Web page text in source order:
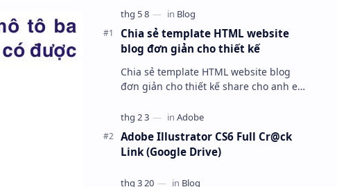
Chia sẻ template HTML website
blog đơn giản cho thiết kế
Chia sẻ template HTML website blog
đơn giản cho thiết kế share cho anh em
về ráp blogspot hoặc wordpress nha.
Adobe Illustrator CS6 Full Cr@ck
Link (Google Drive)